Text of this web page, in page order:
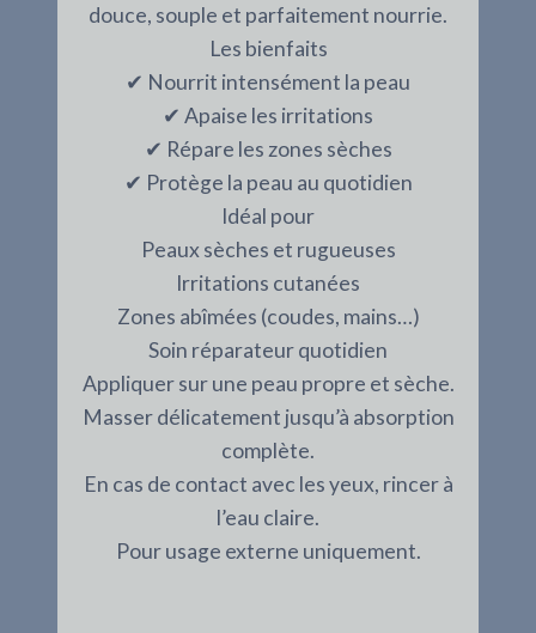
douce, souple et parfaitement nourrie.
Les bienfaits
✔ Nourrit intensément la peau
✔ Apaise les irritations
✔ Répare les zones sèches
✔ Protège la peau au quotidien
Idéal pour
Peaux sèches et rugueuses
Irritations cutanées
Zones abîmées (coudes, mains…)
Soin réparateur quotidien
Appliquer sur une peau propre et sèche.
Masser délicatement jusqu’à absorption
complète.
En cas de contact avec les yeux, rincer à
l’eau claire.
Pour usage externe uniquement.